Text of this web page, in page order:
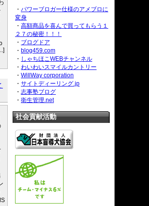
・ パワーブロガー仕様のアメブロに
変身
・ 高額商品を喜んで買ってもらう１
２７の秘密！！！
・ ブログドア
・ blog459.com
・ しゃちほこWEBチャンネル
・ わいわいスマイルカントリー
・ WillWay corporation
・ サイトディーリング.jp
・ 志事塾ブログ
・ 衛生管理.net
社会貢献活動